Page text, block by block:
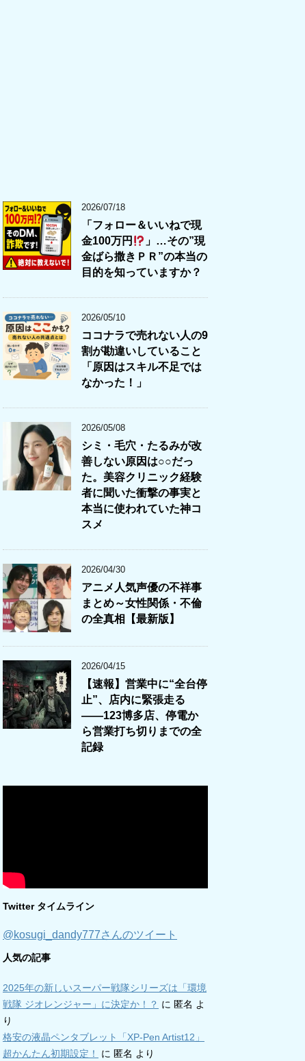
2026/07/18
「フォロー＆いいねで現
金100万円
」…その”現
金ばら撒きＰＲ”の本当の
目的を知っていますか？
2026/05/10
ココナラで売れない人の9
割が勘違いしていること
「原因はスキル不足では
なかった！」
2026/05/08
シミ・毛穴・たるみが改
善しない原因は○○だっ
た。美容クリニック経験
者に聞いた衝撃の事実と
本当に使われていた神コ
スメ
2026/04/30
アニメ人気声優の不祥事
まとめ～女性関係・不倫
の全真相【最新版】
2026/04/15
【速報】営業中に“全台停
止”、店内に緊張走る
――123博多店、停電か
ら営業打ち切りまでの全
記録
Twitter タイムライン
@kosugi_dandy777さんのツイート
人気の記事
2025年の新しいスーパー戦隊シリーズは「環境
戦隊 ジオレンジャー」に決定か！？ に 匿名 よ
り
格安の液晶ペンタブレット「XP-Pen Artist12」
超かんたん初期設定！
に 匿名 より